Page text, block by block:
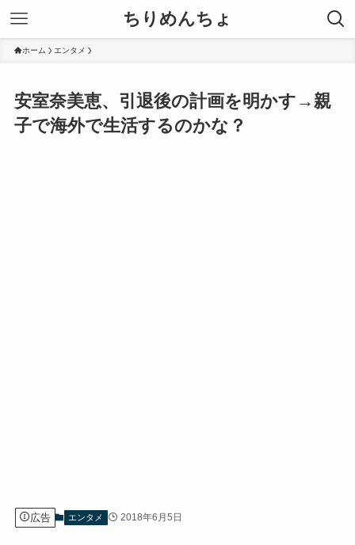
ちりめんちょ
ホーム エンタメ
安室奈美恵、引退後の計画を明かす→親
子で海外で生活するのかな？
広告 エンタメ 2018年6月5日